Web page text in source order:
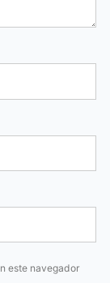
este navegador